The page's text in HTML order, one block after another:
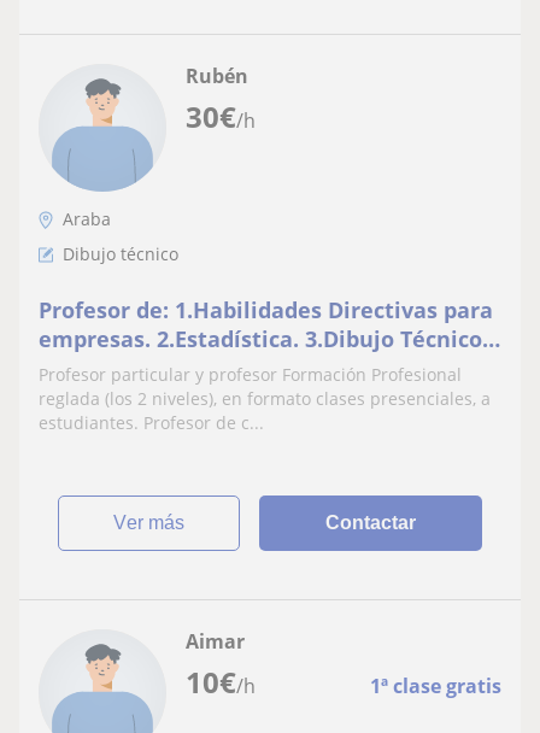
30€/h
Rubén
Araba
Dibujo técnico
Profesor de: 1.Habilidades Directivas para
empresas. 2.Estadística. 3.Dibujo Técnico.
4.Mantenimiento Industrial. 5.Taller
mecán
Profesor particular y profesor Formación Profesional
reglada (los 2 niveles), en formato clases presenciales, a
estudiantes. Profesor de c...
ver más Contactar
10€/h 1ª clase gratis
Aimar